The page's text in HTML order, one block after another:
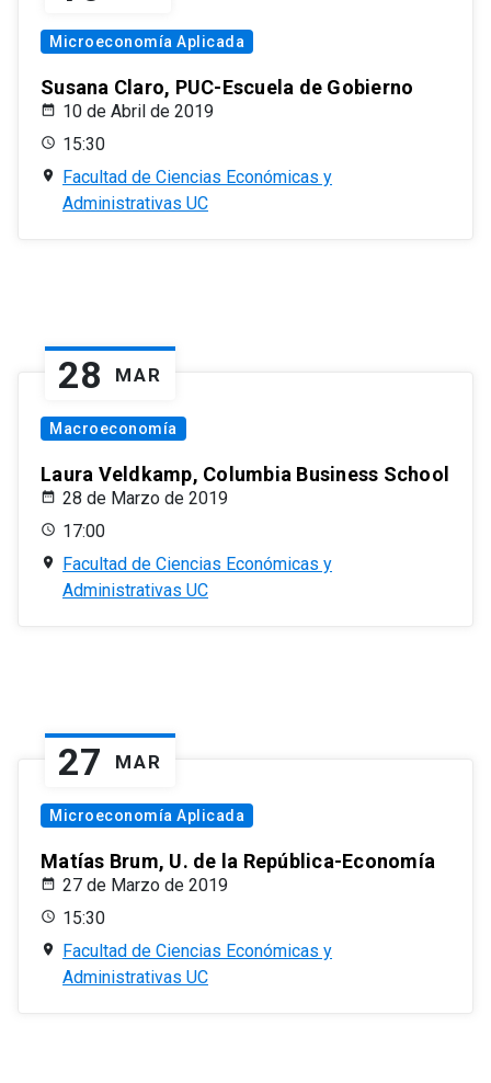
Microeconomía Aplicada
Susana Claro, PUC-Escuela de Gobierno
10 de Abril de 2019
15:30
Facultad de Ciencias Económicas y
Administrativas UC
28 MAR
Macroeconomía
Laura Veldkamp, Columbia Business School
28 de Marzo de 2019
17:00
Facultad de Ciencias Económicas y
Administrativas UC
27 MAR
Microeconomía Aplicada
Matías Brum, U. de la República-Economía
27 de Marzo de 2019
15:30
Facultad de Ciencias Económicas y
Administrativas UC